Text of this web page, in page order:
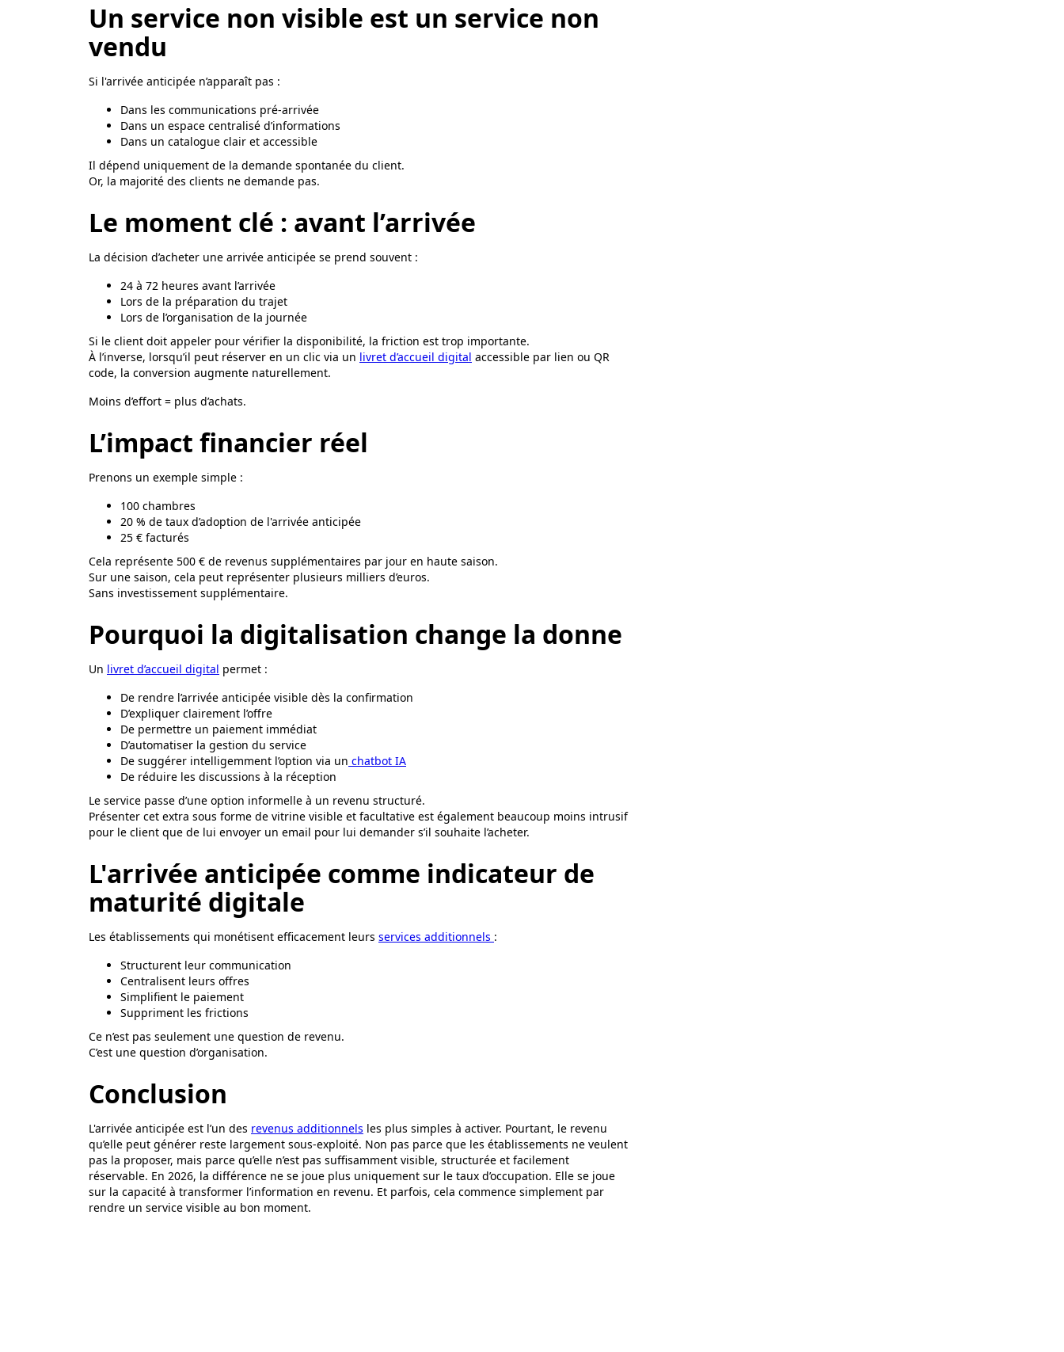
Un service non visible est un service non
vendu
Si l'arrivée anticipée n’apparaît pas :
Dans les communications pré-arrivée
Dans un espace centralisé d’informations
Dans un catalogue clair et accessible
Il dépend uniquement de la demande spontanée du client.
Or, la majorité des clients ne demande pas.
Le moment clé : avant l’arrivée
La décision d’acheter une arrivée anticipée se prend souvent :
24 à 72 heures avant l’arrivée
Lors de la préparation du trajet
Lors de l’organisation de la journée
Si le client doit appeler pour vérifier la disponibilité, la friction est trop importante.
À l’inverse, lorsqu’il peut réserver en un clic via un livret d’accueil digital accessible par lien ou QR
code, la conversion augmente naturellement.
Moins d’effort = plus d’achats.
L’impact financier réel
Prenons un exemple simple :
100 chambres
20 % de taux d’adoption de l'arrivée anticipée
25 € facturés
Cela représente 500 € de revenus supplémentaires par jour en haute saison.
Sur une saison, cela peut représenter plusieurs milliers d’euros.
Sans investissement supplémentaire.
Pourquoi la digitalisation change la donne
Un livret d’accueil digital permet :
De rendre l’arrivée anticipée visible dès la confirmation
D’expliquer clairement l’offre
De permettre un paiement immédiat
D’automatiser la gestion du service
De suggérer intelligemment l’option via un chatbot IA
De réduire les discussions à la réception
Le service passe d’une option informelle à un revenu structuré.
Présenter cet extra sous forme de vitrine visible et facultative est également beaucoup moins intrusif
pour le client que de lui envoyer un email pour lui demander s’il souhaite l’acheter.
L'arrivée anticipée comme indicateur de
maturité digitale
Les établissements qui monétisent efficacement leurs services additionnels :
Structurent leur communication
Centralisent leurs offres
Simplifient le paiement
Suppriment les frictions
Ce n’est pas seulement une question de revenu.
C’est une question d’organisation.
Conclusion
L'arrivée anticipée est l’un des revenus additionnels les plus simples à activer. Pourtant, le revenu
qu’elle peut générer reste largement sous-exploité. Non pas parce que les établissements ne veulent
pas la proposer, mais parce qu’elle n’est pas suffisamment visible, structurée et facilement
réservable. En 2026, la différence ne se joue plus uniquement sur le taux d’occupation. Elle se joue
sur la capacité à transformer l’information en revenu. Et parfois, cela commence simplement par
rendre un service visible au bon moment.